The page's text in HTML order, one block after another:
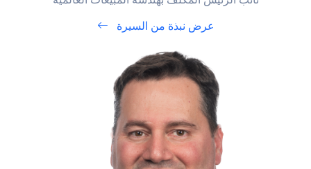
عرض نبذة من السيرة